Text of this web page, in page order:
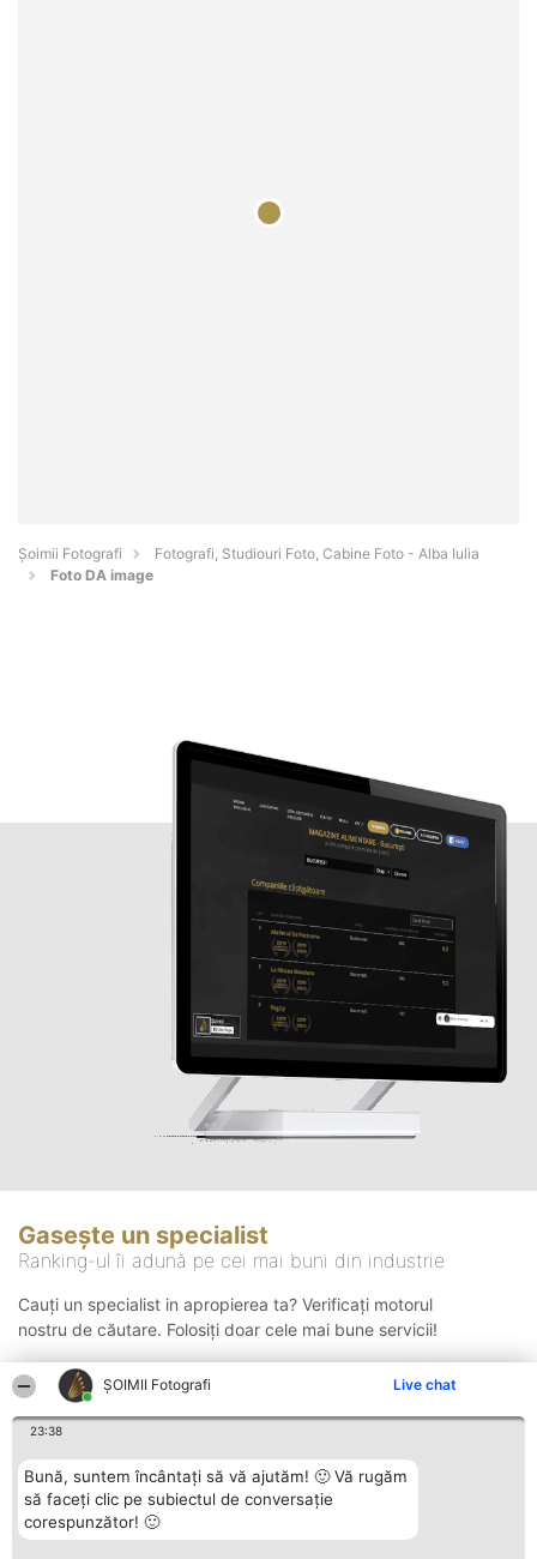
ȘOIMII Fotografi Live chat
23:38
Bună, suntem încântați să vă ajutăm! 🙂 Vă rugăm
să faceți clic pe subiectul de conversație
corespunzător! 🙂
Șoimii Fotografi
Fotografi, Studiouri Foto, Cabine Foto - Alba Iulia
Foto DA image
Gasește un specialist
Ranking-ul îi adună pe cei mai buni din industrie
Cauți un specialist in apropierea ta? Verificați motorul
nostru de căutare. Folosiți doar cele mai bune servicii!